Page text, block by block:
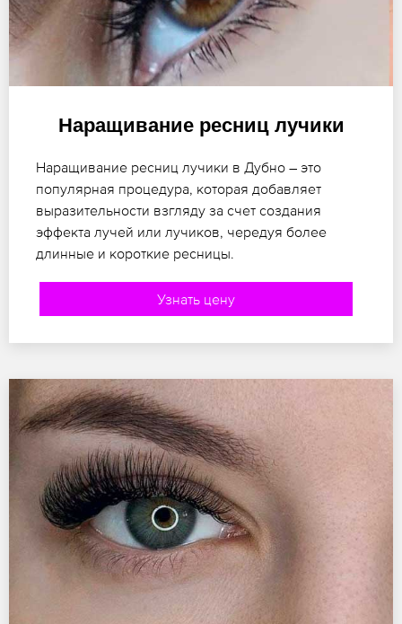
Наращивание ресниц лучики
Наращивание ресниц лучики в Дубно – это
популярная процедура, которая добавляет
выразительности взгляду за счет создания
эффекта лучей или лучиков, чередуя более
длинные и короткие ресницы.
Узнать цену